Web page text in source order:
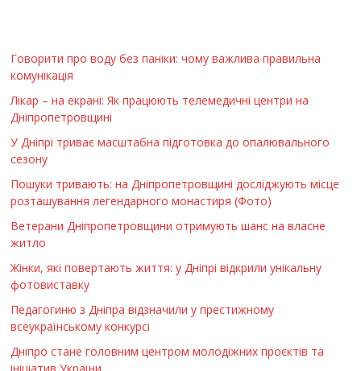
Говорити про воду без паніки: чому важлива правильна
комунікація
Лікар – на екрані: Як працюють телемедичні центри на
Дніпропетровщині
У Дніпрі триває масштабна підготовка до опалювального
сезону
Пошуки тривають: на Дніпропетровщині досліджують місце
розташування легендарного монастиря (Фото)
Ветерани Дніпропетровщини отримують шанс на власне
житло
Жінки, які повертають життя: у Дніпрі відкрили унікальну
фотовиставку
Педагогиню з Дніпра відзначили у престижному
всеукраїнському конкурсі
Дніпро стане головним центром молодіжних проєктів та